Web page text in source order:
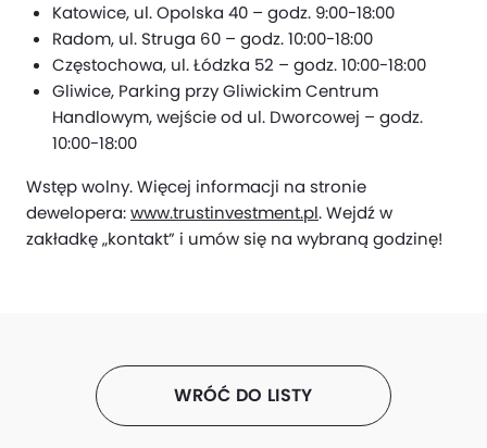
Katowice, ul. Opolska 40 – godz. 9:00-18:00
Radom, ul. Struga 60 – godz. 10:00-18:00
Częstochowa, ul. Łódzka 52 – godz. 10:00-18:00
Gliwice, Parking przy Gliwickim Centrum
Handlowym, wejście od ul. Dworcowej – godz.
10:00-18:00
Wstęp wolny. Więcej informacji na stronie
dewelopera:www.trustinvestment.pl. Wejdź w
zakładkę „kontakt” i umów się na wybraną godzinę!
WRÓĆ DO LISTY